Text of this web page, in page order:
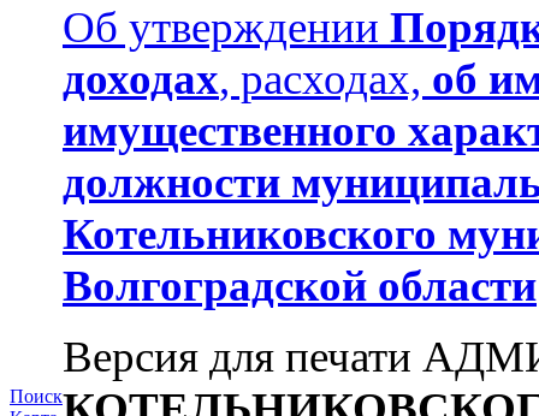
Поиск
Об утверждении
доходах, расходах, об
имущественного
должности
Котельниковского
Волгоградской области
Версия для печати